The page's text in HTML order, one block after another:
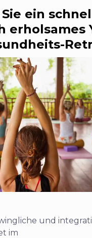
ein
erholsames
und
im